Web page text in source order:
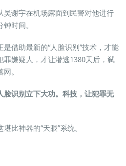
吴谢宇在机场露面到民警对他进行
时间。
借助最新的“人脸识别”技术，才能
罪嫌疑人，才让潜逃1380天后，弑
。
脸识别立下大功。科技，让犯罪无
比神器的“天眼”系统。